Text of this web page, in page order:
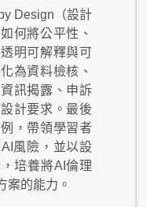
Design（設計
何將公平性、
明可解釋與可
為資料檢核、
訊揭露、申訴
計要求。最後
，帶領學習者
風險，並以設
培養將AI倫理
案的能力。